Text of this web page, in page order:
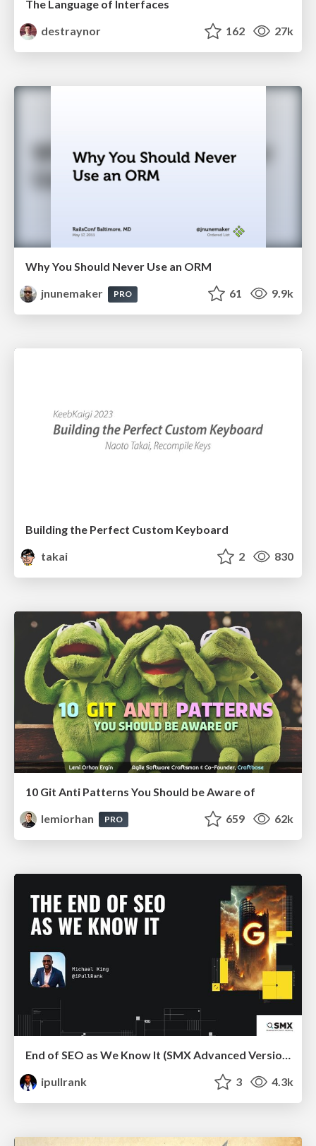
The Language of Interfaces
destraynor
162 27k
Why You Should Never Use an ORM
jnunemaker
PRO 61 9.9k
Building the Perfect Custom Keyboard
takai
2 830
10 Git Anti Patterns You Should be Aware of
lemiorhan
PRO 659 62k
ipullrank
3 4.3k